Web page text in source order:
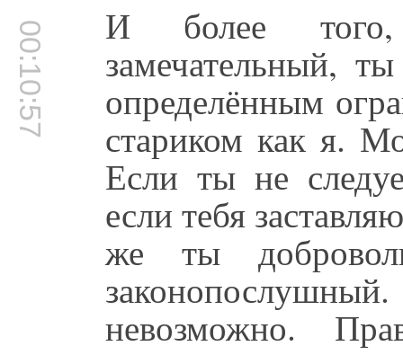
00:10:57 И более
замечательный,
определённым
стариком как я.
Если ты не
если тебя
же ты
невозможно.